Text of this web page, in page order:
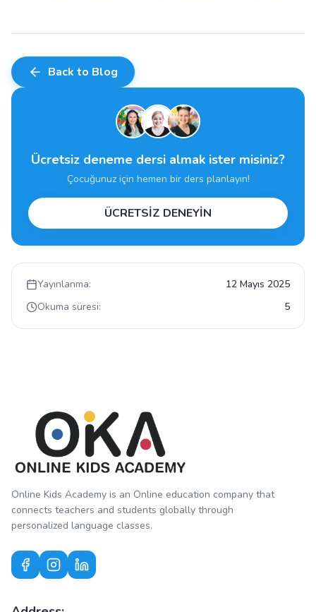
Back to Blog
Ücretsiz deneme dersi almak ister misiniz?
Çocuğunuz için hemen bir ders planlayın!
ÜCRETSİZ DENEYİN
Yayınlanma:
12 Mayıs 2025
Okuma süresi:
5
Online Kids Academy is an Online education company that
connects teachers and students globally through
personalized language classes.